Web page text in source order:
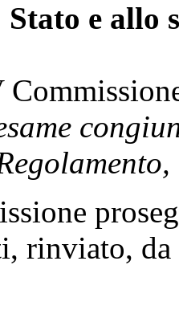
e allo
rinviato,